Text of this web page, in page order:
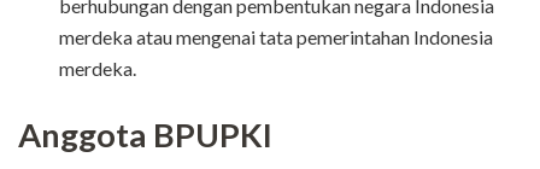
berhubungan dengan pembentukan negara Indonesia
merdeka atau mengenai tata pemerintahan Indonesia
merdeka.
Anggota BPUPKI